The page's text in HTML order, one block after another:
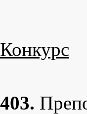
Конкурс
403.